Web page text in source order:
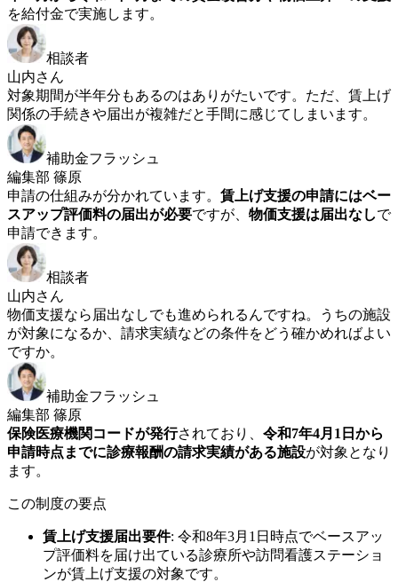
を給付金で実施します。
相談者
山内さん
対象期間が半年分もあるのはありがたいです。ただ、賃上げ
関係の手続きや届出が複雑だと手間に感じてしまいます。
補助金フラッシュ
編集部 篠原
申請の仕組みが分かれています。 賃上げ支援の申請にはベー
スアップ評価料の届出が必要ですが、 物価支援は届出なしで
申請できます。
相談者
山内さん
物価支援なら届出なしでも進められるんですね。うちの施設
が対象になるか、請求実績などの条件をどう確かめればよい
ですか。
補助金フラッシュ
編集部 篠原
保険医療機関コードが発行されており、 令和7年4月1日から
申請時点までに診療報酬の請求実績がある施設が対象となり
ます。
この制度の要点
賃上げ支援届出要件: 令和8年3月1日時点でベースアッ
プ評価料を届け出ている診療所や訪問看護ステーショ
ンが賃上げ支援の対象です。